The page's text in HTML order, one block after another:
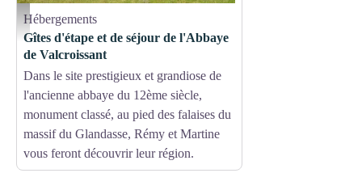
Gîtes de France
Hébergements
Gîtes d'étape et de séjour de l'Abbaye
de Valcroissant
Dans le site prestigieux et grandiose de
l'ancienne abbaye du 12ème siècle,
monument classé, au pied des falaises du
massif du Glandasse, Rémy et Martine
vous feront découvrir leur région.